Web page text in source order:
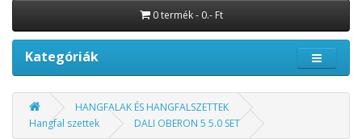
0 termék - 0.- Ft
Kategóriák
HANGFALAK ÉS HANGFALSZETTEK
Hangfal szettek
DALI OBERON 5 5.0 SET